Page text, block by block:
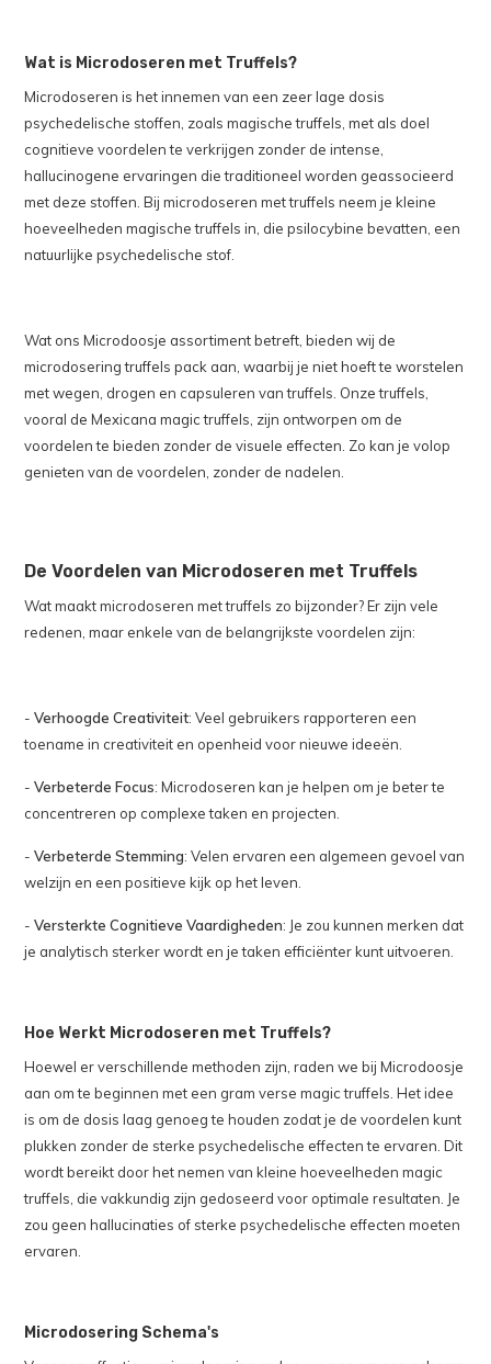
Wat is Microdoseren met Truffels?
Microdoseren is het innemen van een zeer lage dosis
psychedelische stoffen, zoals magische truffels, met als doel
cognitieve voordelen te verkrijgen zonder de intense,
hallucinogene ervaringen die traditioneel worden geassocieerd
met deze stoffen. Bij microdoseren met truffels neem je kleine
hoeveelheden magische truffels in, die psilocybine bevatten, een
natuurlijke psychedelische stof.
Wat ons Microdoosje assortiment betreft, bieden wij de
microdosering truffels pack aan, waarbij je niet hoeft te worstelen
met wegen, drogen en capsuleren van truffels. Onze truffels,
vooral de Mexicana magic truffels, zijn ontworpen om de
voordelen te bieden zonder de visuele effecten. Zo kan je volop
genieten van de voordelen, zonder de nadelen.
De Voordelen van Microdoseren met Truffels
Wat maakt microdoseren met truffels zo bijzonder? Er zijn vele
redenen, maar enkele van de belangrijkste voordelen zijn:
-Verhoogde Creativiteit: Veel gebruikers rapporteren een
toename in creativiteit en openheid voor nieuwe ideeën.
-Verbeterde Focus: Microdoseren kan je helpen om je beter te
concentreren op complexe taken en projecten.
-Verbeterde Stemming: Velen ervaren een algemeen gevoel van
welzijn en een positieve kijk op het leven.
-Versterkte Cognitieve Vaardigheden: Je zou kunnen merken dat
je analytisch sterker wordt en je taken efficiënter kunt uitvoeren.
Hoe Werkt Microdoseren met Truffels?
Hoewel er verschillende methoden zijn, raden we bij Microdoosje
aan om te beginnen met een gram verse magic truffels. Het idee
is om de dosis laag genoeg te houden zodat je de voordelen kunt
plukken zonder de sterke psychedelische effecten te ervaren. Dit
wordt bereikt door het nemen van kleine hoeveelheden magic
truffels, die vakkundig zijn gedoseerd voor optimale resultaten. Je
zou geen hallucinaties of sterke psychedelische effecten moeten
ervaren.
Microdosering Schema's